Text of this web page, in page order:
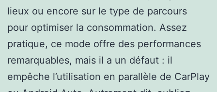
lieux ou encore sur le type de parcours
pour optimiser la consommation. Assez
pratique, ce mode offre des performances
remarquables, mais il a un défaut : il
empêche l’utilisation en parallèle de CarPlay